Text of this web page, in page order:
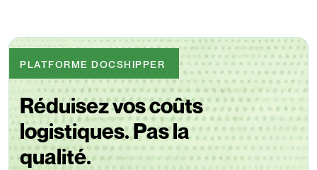
PLATFORME DOCSHIPPER
Réduisez vos coûts
logistiques. Pas la
qualité.